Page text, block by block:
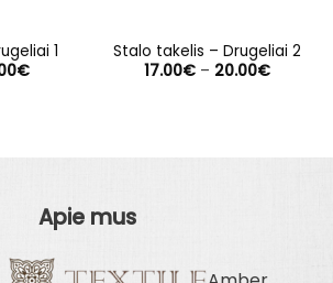
1
€Price
Stalo takelis – Drugeliai 2
17.00€ – 20.00€Price
Apie mus